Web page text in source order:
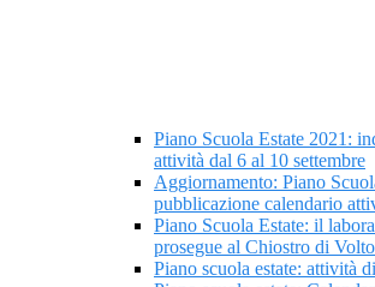
Piano Scuola Estate 2021:
attività dal 6 al 10 settembre
Aggiornamento: Piano
pubblicazione calendario
Piano Scuola Estate: il
prosegue al Chiostro di
Piano scuola estate: attività